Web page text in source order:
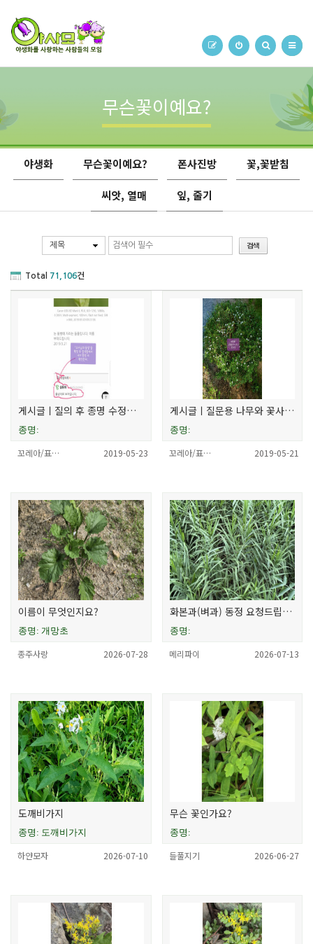
무슨꽃이예요?
야생화 무슨꽃이예요? 폰사진방 꽃,꽃받침
씨앗, 열매 잎, 줄기
제목
Total 71,106건
게시글ㅣ질의 후 종명 수정절차
종명:
꼬레아/표… 2019-05-23
게시글ㅣ질문용 나무와 꽃사진 담기 팁
종명:
꼬레아/표… 2019-05-21
이름이 무엇인지요?
종명: 개망초
종주사랑 2026-07-28
화본과(벼과) 동정 요청드립니다.
종명:
메리파이 2026-07-13
도깨비가지
종명: 도깨비가지
하얀모자 2026-07-10
무슨 꽃인가요?
종명:
들풀지기 2026-06-27